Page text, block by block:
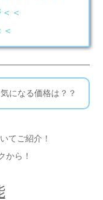
＜
になる価格は？？
てご紹介！
から！